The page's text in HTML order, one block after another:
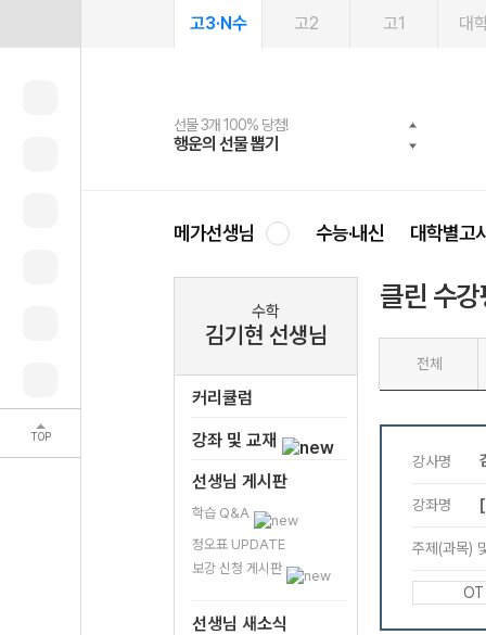
TOP
고3·N수 고2 고1 대
선물 3개 100% 당첨!
행운의 선물 뽑기
선물 100% 증정!
메가스터디 X 올리브
여름방학 스터디 캐시백
메가런 썸머스쿨
2027 러셀 단과
강사 공개선발
스마트러닝앱
설문 EVENT
메가패스
3일 무료 체험권
메가패스 수강생 무료혜택!
메가클럽 멤버십
사회공헌 캠페인
희망이룸 메가나눔
메가선생님 수능·내신 대학별고
수학
김기현 선생님
커리큘럼
강좌 및 교재
선생님 게시판
학습 Q&A
정오표 UPDATE
보강 신청 게시판
선생님 새소식
클린 수강
전체